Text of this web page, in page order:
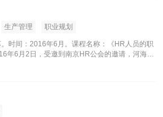
生产管理 职业规划
时间：2016年6月。课程名称：《HR人员的职
年6月2日，受邀到南京HR公会的邀请，河海大
行了《销售团队管理者基因再造》的培训。